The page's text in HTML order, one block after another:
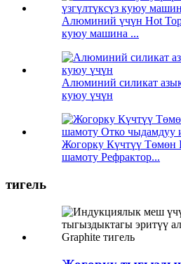
Алюминий үчүн Hot Top
куюу машина ...
Алюминий силикат
куюу үчүн
Жогорку Күчтүү Төмөн
шамоту Рефрактор...
тигель